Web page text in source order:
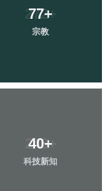
77+
宗教
40+
科技新知